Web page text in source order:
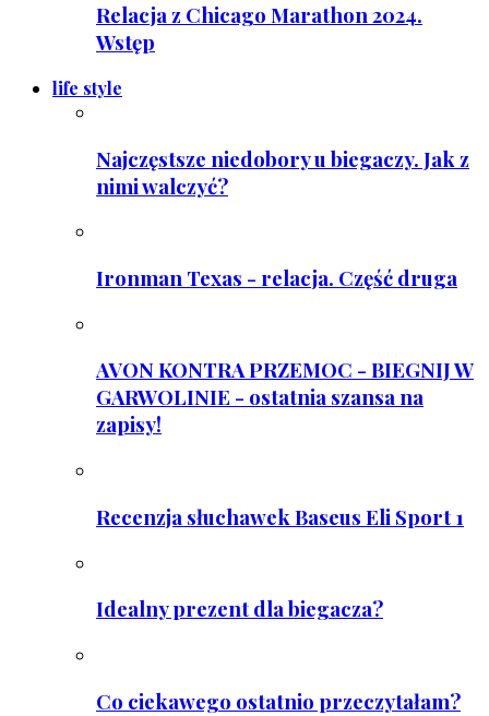
Relacja z Chicago Marathon 2024.
Wstęp
life style
Najczęstsze niedobory u biegaczy. Jak z
nimi walczyć?
Ironman Texas - relacja. Część druga
AVON KONTRA PRZEMOC - BIEGNIJ W
GARWOLINIE - ostatnia szansa na
zapisy!
Recenzja słuchawek Baseus Eli Sport 1
Idealny prezent dla biegacza?
Co ciekawego ostatnio przeczytałam?